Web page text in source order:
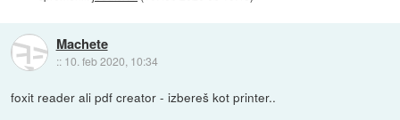
Machete
:: 10. feb 2020, 10:34
foxit reader ali pdf creator - izbereš kot printer..